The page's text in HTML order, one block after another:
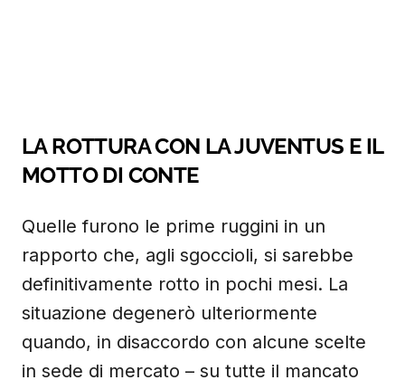
LA ROTTURA CON LA JUVENTUS E IL
MOTTO DI CONTE
Quelle furono le prime ruggini in un
rapporto che, agli sgoccioli, si sarebbe
definitivamente rotto in pochi mesi. La
situazione degenerò ulteriormente
quando, in disaccordo con alcune scelte
in sede di mercato – su tutte il mancato